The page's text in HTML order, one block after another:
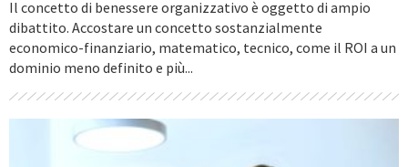
Il concetto di benessere organizzativo è oggetto di ampio
dibattito. Accostare un concetto sostanzialmente
economico-finanziario, matematico, tecnico, come il ROI a un
dominio meno definito e più...